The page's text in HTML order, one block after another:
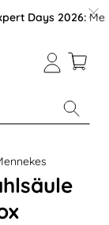
Days 2026: